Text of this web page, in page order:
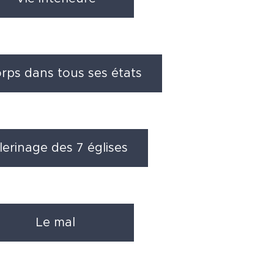
dans tous ses états
des 7 églises
Le mal